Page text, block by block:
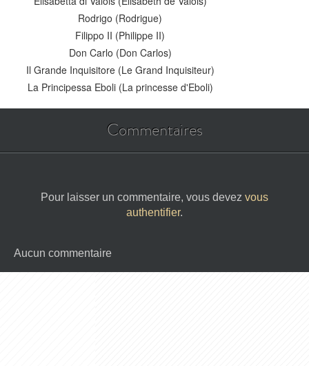
Rodrigo (Rodrigue)
Filippo II (Philippe II)
Don Carlo (Don Carlos)
Il Grande Inquisitore (Le Grand Inquisiteur)
La Principessa Eboli (La princesse d'Eboli)
Commentaires
Pour laisser un commentaire, vous devez vous
authentifier.
Aucun commentaire